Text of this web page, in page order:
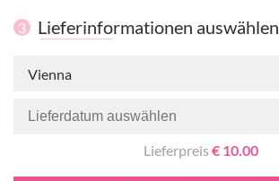
3 Lieferinformationen auswählen
Vienna
Lieferpreis € 10.00